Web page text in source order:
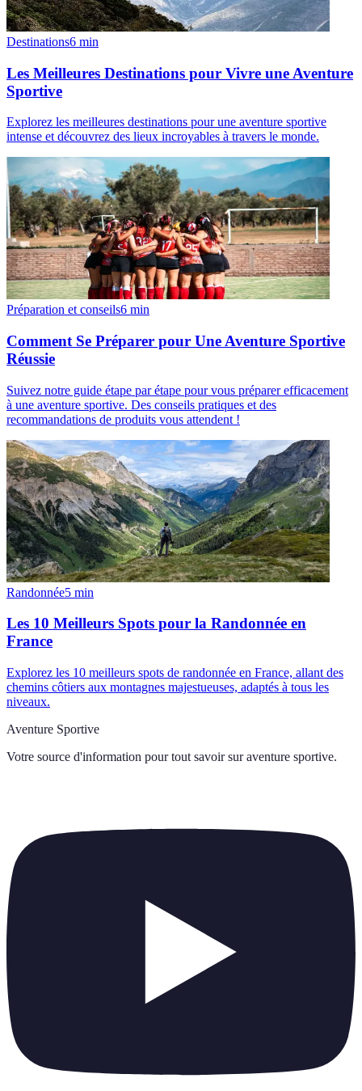
Destinations6 min
Les Meilleures Destinations pour Vivre une Aventure
Sportive
Explorez les meilleures destinations pour une aventure sportive
intense et découvrez des lieux incroyables à travers le monde.
Préparation et conseils6 min
Comment Se Préparer pour Une Aventure Sportive
Réussie
Suivez notre guide étape par étape pour vous préparer efficacement
à une aventure sportive. Des conseils pratiques et des
recommandations de produits vous attendent !
Randonnée5 min
Les 10 Meilleurs Spots pour la Randonnée en
France
Explorez les 10 meilleurs spots de randonnée en France, allant des
chemins côtiers aux montagnes majestueuses, adaptés à tous les
niveaux.
Aventure Sportive
Votre source d'information pour tout savoir sur aventure sportive.